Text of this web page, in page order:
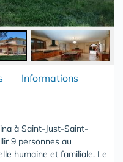
Informations
à Saint-Just-Saint-
9 personnes au
humaine et familiale. Le